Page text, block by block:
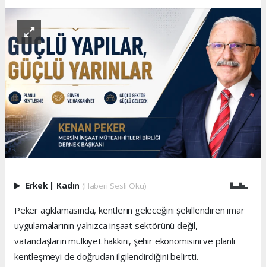
Erkek Kadın (Haberi Sesli Oku)
Peker açıklamasında, kentlerin geleceğini şekillendiren imar
uygulamalarının yalnızca inşaat sektörünü değil,
vatandaşların mülkiyet hakkını, şehir ekonomisini ve planlı
kentleşmeyi de doğrudan ilgilendirdiğini belirtti.